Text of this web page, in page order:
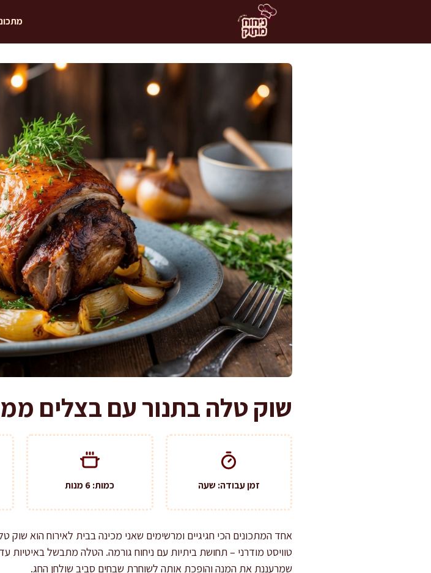
שוק טלה בתנור עם בצלים
זמן עבודה: שעה כמות: 6 מנות
אחד המתכונים הכי חגיגיים ומרשימים שאני מכינה בבית לאירוח הוא
טוויסט מודרני – תחושת ביתיות עם ניחוח גורמה. הטלה מתבשל באיטיות
שמרעננת את המנה והופכת אותה לשוחרת שבחים סביב שולחן החג.